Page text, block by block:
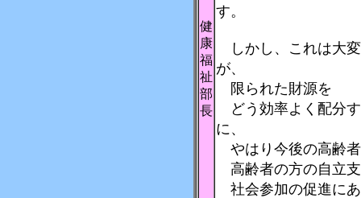
健
康
福
祉
部
長
す。
しかし、これは大
が、
限られた財源を
どう効率よく配分
に、
やはり今後の高齢
高齢者の方の自立
社会参加の促進に